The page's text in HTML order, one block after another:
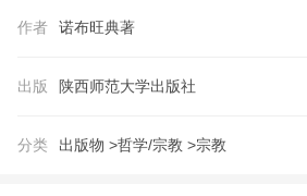
子，能够照见我们自己因欲望而
清朗的精神支持自己的人生更上一个层
采，通过100幅精美细致的手绘图
作者 诺布旺典著
出版 陕西师范大学出版社
分类 出版物 >哲学/宗教 >宗教